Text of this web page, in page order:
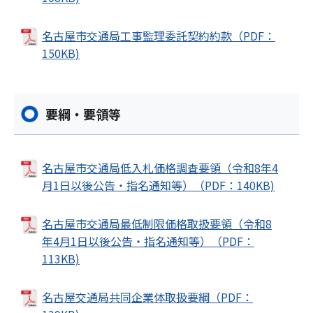
名古屋市交通局工事監理委託契約約款（PDF：
150KB)
要綱・要領等
名古屋市交通局低入札価格調査要領（令和8年4
月1日以後公告・指名通知等）（PDF：140KB)
名古屋市交通局最低制限価格取扱要領（令和8
年4月1日以後公告・指名通知等）（PDF：
113KB)
名古屋交通局共同企業体取扱要綱（PDF：